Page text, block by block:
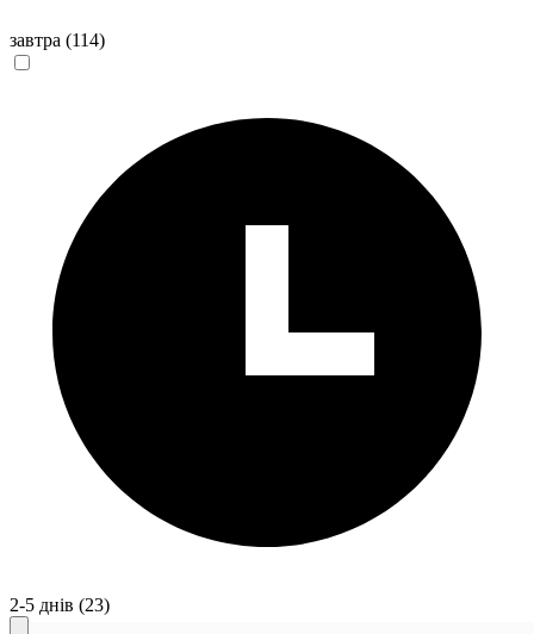
завтра (114)
2-5 днів (23)